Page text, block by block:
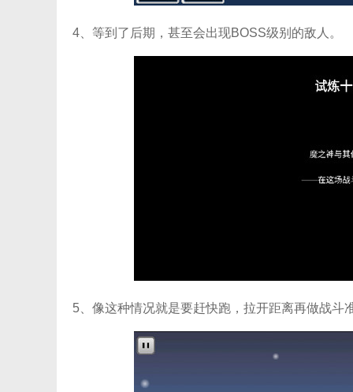
4、等到了后期，甚至会出现BOSS级别的敌人。
5、像这种情况就是要赶快跑，拉开距离再做战斗